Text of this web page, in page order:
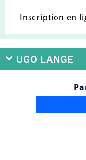
Inscription en
UGO LANGE